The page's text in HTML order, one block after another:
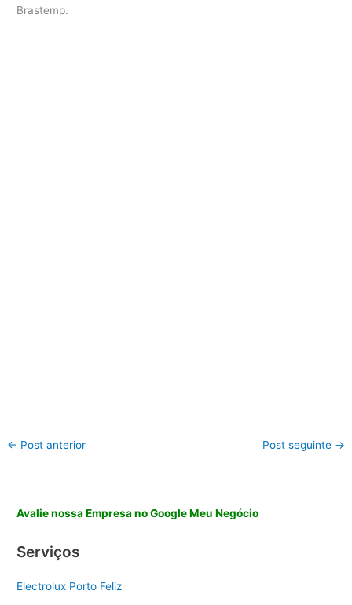
Brastemp.
← Post anterior Post seguinte →
Avalie nossa Empresa no Google Meu Negócio
Serviços
Electrolux Porto Feliz